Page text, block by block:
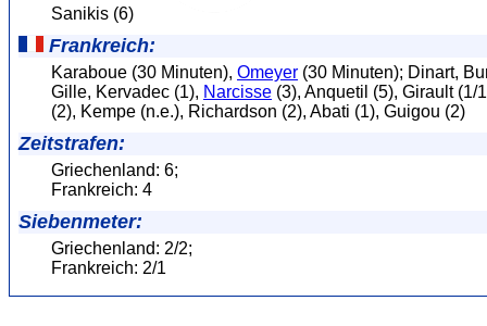
Sanikis (6)
Frankreich:
Karaboue (30 Minuten), Omeyer (30 Minuten); Dinart,
Gille, Kervadec (1), Narcisse (3), Anquetil (5), Girault (1/
(2), Kempe (n.e.), Richardson (2), Abati (1), Guigou (2)
Zeitstrafen:
Griechenland: 6;
Frankreich: 4
Siebenmeter:
Griechenland: 2/2;
Frankreich: 2/1